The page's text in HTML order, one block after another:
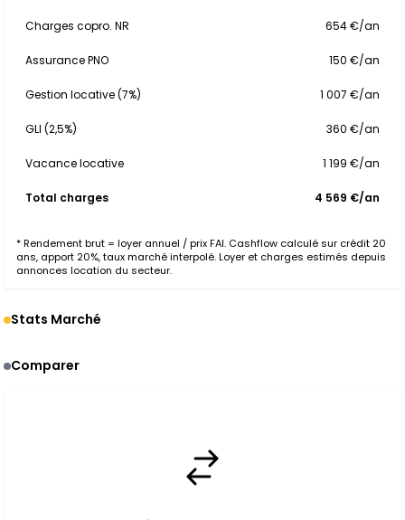
Charges copro. NR 654 €/an
Assurance PNO 150 €/an
Gestion locative (7%) 1 007 €/an
GLI (2,5%) 360 €/an
Vacance locative 1 199 €/an
Total charges 4 569 €/an
* Rendement brut = loyer annuel / prix FAI. Cashflow calculé sur crédit 20
ans, apport 20%, taux marché interpolé. Loyer et charges estimés depuis
annonces location du secteur.
Stats Marché
Comparer